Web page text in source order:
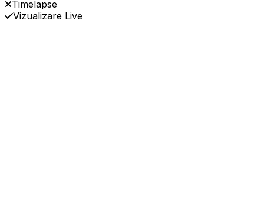
Timelapse
Vizualizare Live